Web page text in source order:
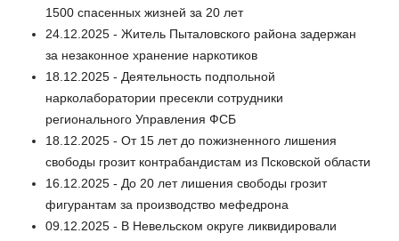
1500 спасенных жизней за 20 лет
24.12.2025 - Житель Пыталовского района задержан
за незаконное хранение наркотиков
18.12.2025 - Деятельность подпольной
нарколаборатории пресекли сотрудники
регионального Управления ФСБ
18.12.2025 - От 15 лет до пожизненного лишения
свободы грозит контрабандистам из Псковской области
16.12.2025 - До 20 лет лишения свободы грозит
фигурантам за производство мефедрона
09.12.2025 - В Невельском округе ликвидировали